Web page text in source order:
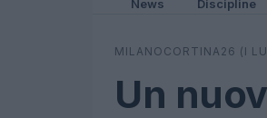
News Discipline
MILANOCORTINA26 (I
Un